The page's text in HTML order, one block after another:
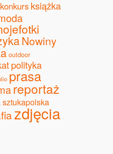
konkurs książka
Nowiny
outdoor
polityka
prasa
reportaż
sztukapolska
zdjęcia